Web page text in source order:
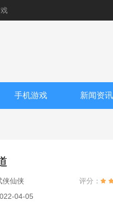
手机游戏 新闻资讯
侠仙侠
评分：
04-05